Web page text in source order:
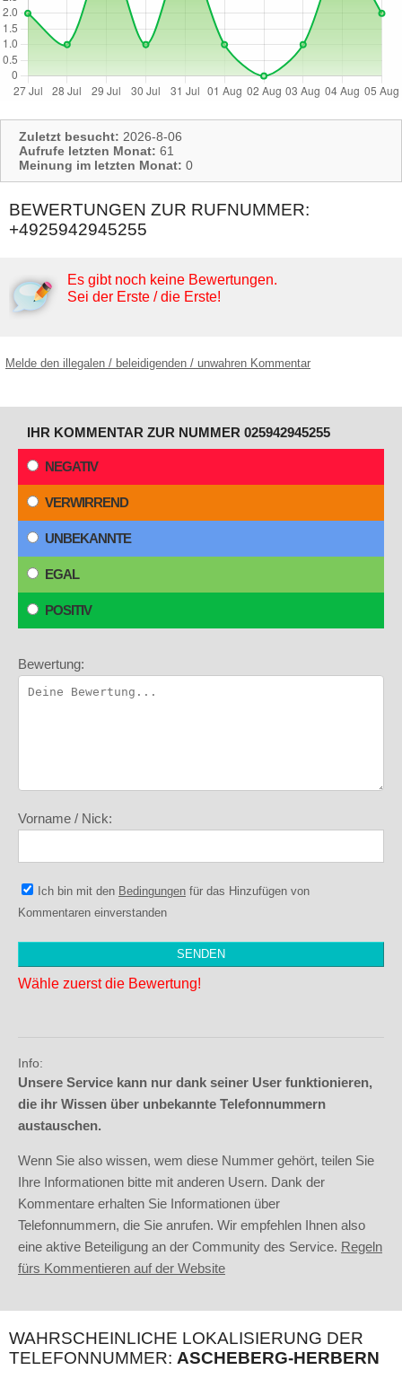
Zuletzt besucht: 2026-8-06
Aufrufe letzten Monat: 61
Meinung im letzten Monat: 0
BEWERTUNGEN ZUR RUFNUMMER:
+4925942945255
Es gibt noch keine Bewertungen.
Sei der Erste / die Erste!
Melde den illegalen / beleidigenden / unwahren Kommentar
IHR KOMMENTAR ZUR NUMMER 025942945255
NEGATIV
VERWIRREND
UNBEKANNTE
EGAL
POSITIV
Bewertung:
Vorname / Nick:
Ich bin mit den Bedingungen für das Hinzufügen von
Kommentaren einverstanden
Wähle zuerst die Bewertung!
Info:
Unsere Service kann nur dank seiner User funktionieren,
die ihr Wissen über unbekannte Telefonnummern
austauschen.
Wenn Sie also wissen, wem diese Nummer gehört, teilen Sie
Ihre Informationen bitte mit anderen Usern. Dank der
Kommentare erhalten Sie Informationen über
Telefonnummern, die Sie anrufen. Wir empfehlen Ihnen also
eine aktive Beteiligung an der Community des Service. Regeln
fürs Kommentieren auf der Website
WAHRSCHEINLICHE LOKALISIERUNG DER
TELEFONNUMMER: ASCHEBERG-HERBERN